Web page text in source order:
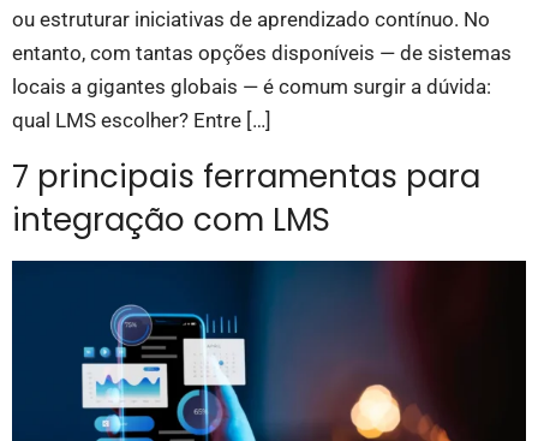
ou estruturar iniciativas de aprendizado contínuo. No
entanto, com tantas opções disponíveis — de sistemas
locais a gigantes globais — é comum surgir a dúvida:
qual LMS escolher? Entre […]
7 principais ferramentas para
integração com LMS